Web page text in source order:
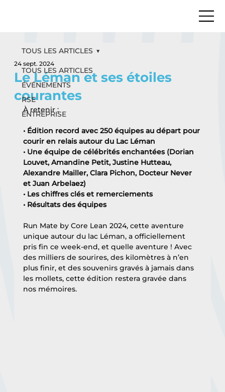
TOUS LES ARTICLES
ÉVÉNEMENTS
RSE
ENTREPRISE
TOUS LES ARTICLES
Le Léman et ses étoiles
courantes
24 sept. 2024
À retenir :
• Édition record avec 250 équipes au départ pour
courir en relais autour du Lac Léman
• Une équipe de célébrités enchantées (Dorian
Louvet, Amandine Petit, Justine Hutteau,
Alexandre Mailler, Clara Pichon, Docteur Never
et Juan Arbelaez)
• Les chiffres clés et remerciements
• Résultats des équipes
Run Mate by Core Lean 2024, cette aventure
unique autour du lac Léman, a officiellement
pris fin ce week-end, et quelle aventure ! Avec
des milliers de sourires, des kilomètres à n’en
plus finir, et des souvenirs gravés à jamais dans
les mollets, cette édition restera gravée dans
nos mémoires.